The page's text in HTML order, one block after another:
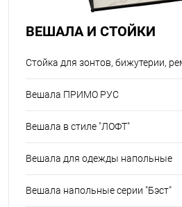
ВЕШАЛА И СТОЙКИ
Cтойка для зонтов, бижутерии,
Вешала ПРИМО РУС
Вешала в стиле "ЛОФТ"
Вешала для одежды напольные
Вешала напольные серии "Бэст"